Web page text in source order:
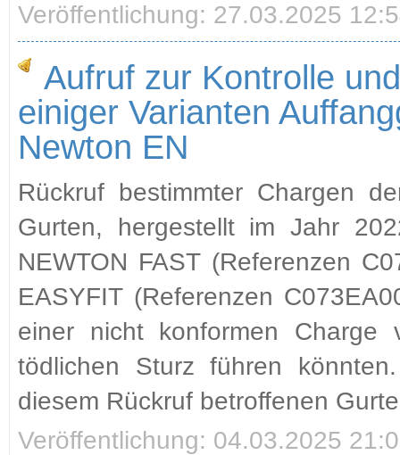
Veröffentlichung: 27.03.2025
Aufruf zur Kontrolle
einiger Varianten
Newton EN
Rückruf bestimmter Chargen
Gurten, hergestellt im Jahr
NEWTON FAST (Referenzen
EASYFIT (Referenzen
einer nicht konformen Charge
tödlichen Sturz führen
diesem Rückruf betroffenen
Veröffentlichung: 04.03.2025